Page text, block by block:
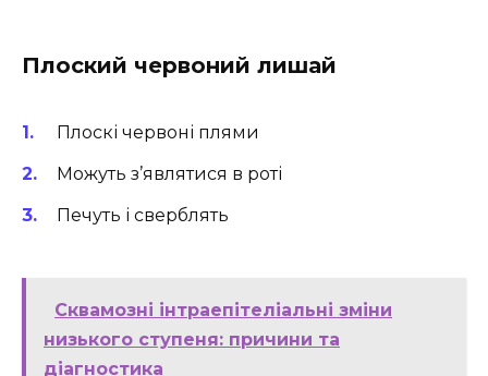
Плоский червоний лишай
Плоскі червоні плями
Можуть з’являтися в роті
Печуть і сверблять
Сквамозні інтраепітеліальні зміни
низького ступеня: причини та
діагностика